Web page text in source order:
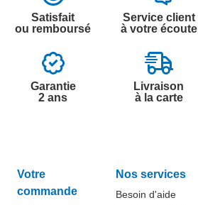
Satisfait
ou remboursé
Service client
à votre écoute
Garantie
2 ans
Livraison
à la carte
Votre
commande
Nos services
Besoin d'aide